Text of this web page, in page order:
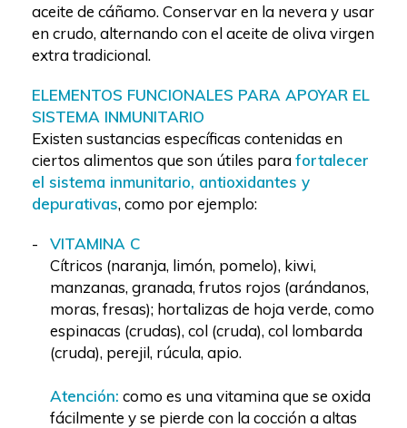
aceite de cáñamo. Conservar en la nevera y usar
en crudo, alternando con el aceite de oliva virgen
extra tradicional.
ELEMENTOS FUNCIONALES PARA APOYAR EL
SISTEMA INMUNITARIO
Existen sustancias específicas contenidas en
ciertos alimentos que son útiles parafortalecer
el sistema inmunitario, antioxidantes y
depurativas, como por ejemplo:
VITAMINA C
Cítricos (naranja, limón, pomelo), kiwi,
manzanas, granada, frutos rojos (arándanos,
moras, fresas); hortalizas de hoja verde, como
espinacas (crudas), col (cruda), col lombarda
(cruda), perejil, rúcula, apio.
Atención: como es una vitamina que se oxida
fácilmente y se pierde con la cocción a altas